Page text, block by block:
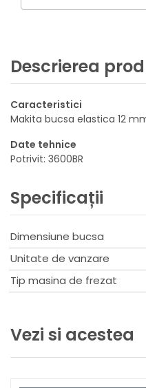
Descrierea
Caracteristici
Makita bucsa elastica 12
Date tehnice
Potrivit: 3600BR
Specificații
Dimensiune bucsa
Unitate de vanzare
Tip masina de frezat
Vezi si acestea